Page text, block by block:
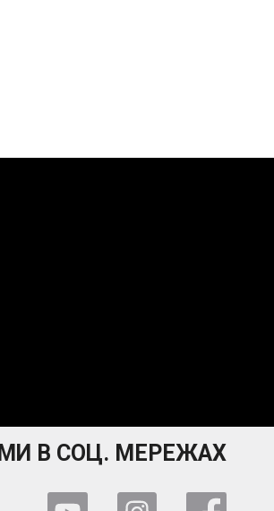
МИ В СОЦ. МЕРЕЖАХ